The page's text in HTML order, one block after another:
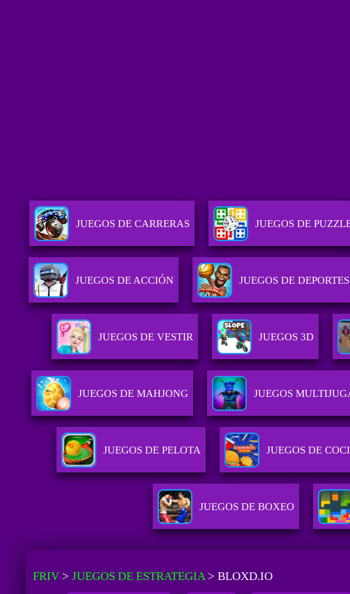
JUEGOS DE CARRERAS JUEGOS DE
JUEGOS DE ACCIÓN JUEGOS DE DEPORTES
JUEGOS DE VESTIR JUEGOS 3D
JUEGOS DE MAHJONG JUEGOS
JUEGOS DE PELOTA JUEGOS DE
JUEGOS DE BOXEO
FRIV> JUEGOS DE ESTRATEGIA> BLOXD.IO